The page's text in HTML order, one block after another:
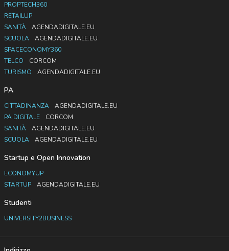
PROPTECH360
RETAILUP
SANITÀ
AGENDADIGITALE.EU
SCUOLA
AGENDADIGITALE.EU
SPACECONOMY360
TELCO
CORCOM
TURISMO
AGENDADIGITALE.EU
PA
CITTADINANZA
AGENDADIGITALE.EU
PA DIGITALE
CORCOM
SANITÀ
AGENDADIGITALE.EU
SCUOLA
AGENDADIGITALE.EU
Startup e Open Innovation
ECONOMYUP
STARTUP
AGENDADIGITALE.EU
Studenti
UNIVERSITY2BUSINESS